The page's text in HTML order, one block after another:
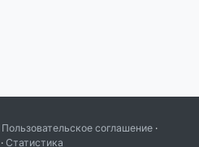
Пользовательское соглашение ·
· Статистика